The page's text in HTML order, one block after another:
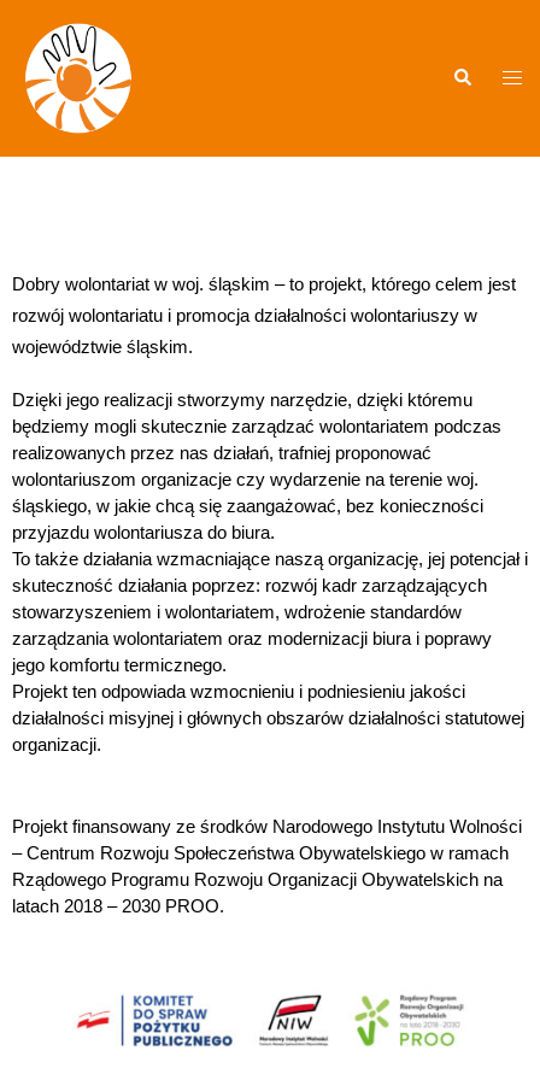
Dobry wolontariat w woj. śląskim – to projekt, którego celem jest
rozwój wolontariatu i promocja działalności wolontariuszy w
województwie śląskim.
Dzięki jego realizacji stworzymy narzędzie, dzięki któremu
będziemy mogli skutecznie zarządzać wolontariatem podczas
realizowanych przez nas działań, trafniej proponować
wolontariuszom organizacje czy wydarzenie na terenie woj.
śląskiego, w jakie chcą się zaangażować, bez konieczności
przyjazdu wolontariusza do biura.
To także działania wzmacniające naszą organizację, jej potencjał i
skuteczność działania poprzez: rozwój kadr zarządzających
stowarzyszeniem i wolontariatem, wdrożenie standardów
zarządzania wolontariatem oraz modernizacji biura i poprawy
jego komfortu termicznego.
Projekt ten odpowiada wzmocnieniu i podniesieniu jakości
działalności misyjnej i głównych obszarów działalności statutowej
organizacji.
Projekt finansowany ze środków Narodowego Instytutu Wolności
– Centrum Rozwoju Społeczeństwa Obywatelskiego w ramach
Rządowego Programu Rozwoju Organizacji Obywatelskich na
latach 2018 – 2030 PROO.